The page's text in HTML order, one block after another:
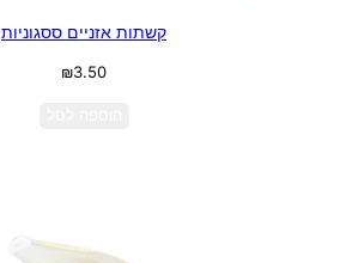
קשתות אזניים ססגוניות
₪3.50